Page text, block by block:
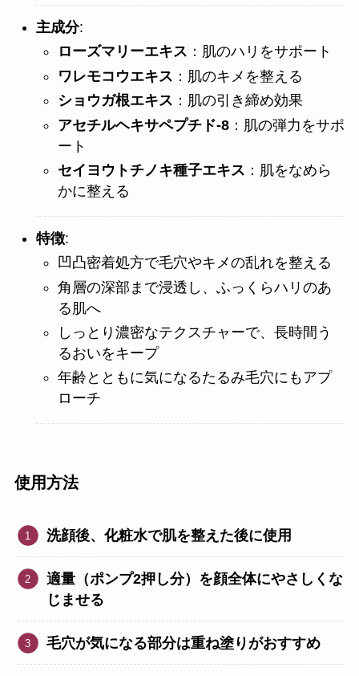
主成分:
ローズマリーエキス ：肌のハリをサポート
ワレモコウエキス ：肌のキメを整える
ショウガ根エキス ：肌の引き締め効果
アセチルヘキサペプチド-8：肌の弾力をサポ
ート
セイヨウトチノキ種子エキス ：肌をなめら
かに整える
特徴:
凹凸密着処方で毛穴やキメの乱れを整える
角層の深部まで浸透し、ふっくらハリのあ
る肌へ
しっとり濃密なテクスチャーで、長時間う
るおいをキープ
年齢とともに気になるたるみ毛穴にもアプ
ローチ
使用方法
洗顔後、化粧水で肌を整えた後に使用
適量（ポンプ2押し分）を顔全体にやさしくな
じませる
毛穴が気になる部分は重ね塗りがおすすめ